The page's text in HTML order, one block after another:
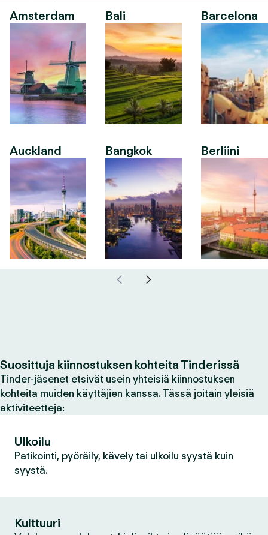
Amsterdam
Auckland
Bali
Bangkok
Barcelona
Berliini
Suosittuja kiinnostuksen kohteita Tinderissä
Tinder-jäsenet etsivät usein yhteisiä kiinnostuksen
kohteita muiden käyttäjien kanssa. Tässä joitain yleisiä
aktiviteetteja:
Ulkoilu
Patikointi, pyöräily, kävely tai ulkoilu syystä kuin
syystä.
Kulttuuri